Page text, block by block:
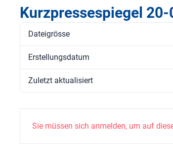
Kurzpressespiegel
Dateigrösse
Erstellungsdatum
Zuletzt aktualisiert
Sie müssen sich anmelden, um auf